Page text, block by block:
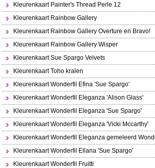
Kleurenkaart Painter's Thread Perle 12
Kleurenkaart Rainbow Gallery
Kleurenkaart Rainbow Gallery Overture en Bravo!
Kleurenkaart Rainbow Gallery Wisper
Kleurenkaart Sue Spargo Velvets
Kleurenkaart Toho kralen
Kleurenkaart Wonderfil Efina 'Sue Spargo'
Kleurenkaart Wonderfil Eleganza 'Alison Glass'
Kleurenkaart Wonderfil Eleganza 'Sue Spargo'
Kleurenkaart Wonderfil Eleganza 'Vicki Mccarthy'
Kleurenkaart Wonderfil Eleganza gemeleerd
Kleurenkaart Wonderfil Ellana 'Sue Spargo'
Kleurenkaart Wonderfil Fruitti